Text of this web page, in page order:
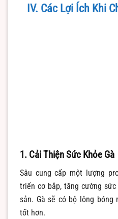
IV. Các Lợi Ích Khi
1. Cải Thiện Sức Khỏe Gà
Sâu cung cấp một lượng
triển cơ bắp, tăng cường
sản. Gà sẽ có bộ lông
tốt hơn.